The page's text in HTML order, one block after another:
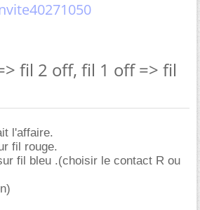
fil 2 off, fil 1 off => fil
l'affaire.
fil rouge.
fil bleu .(choisir le contact R ou